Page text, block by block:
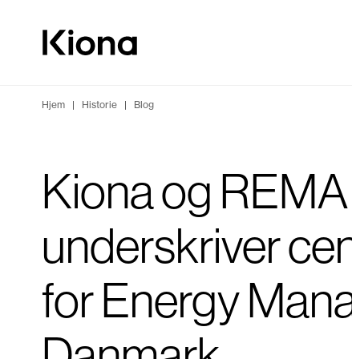
Gå til forsiden
Hjem | Historie | Blog
Kiona og
underskriver
for Energy